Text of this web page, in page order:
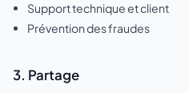
Support technique et client
Prévention des fraudes
3. Partage